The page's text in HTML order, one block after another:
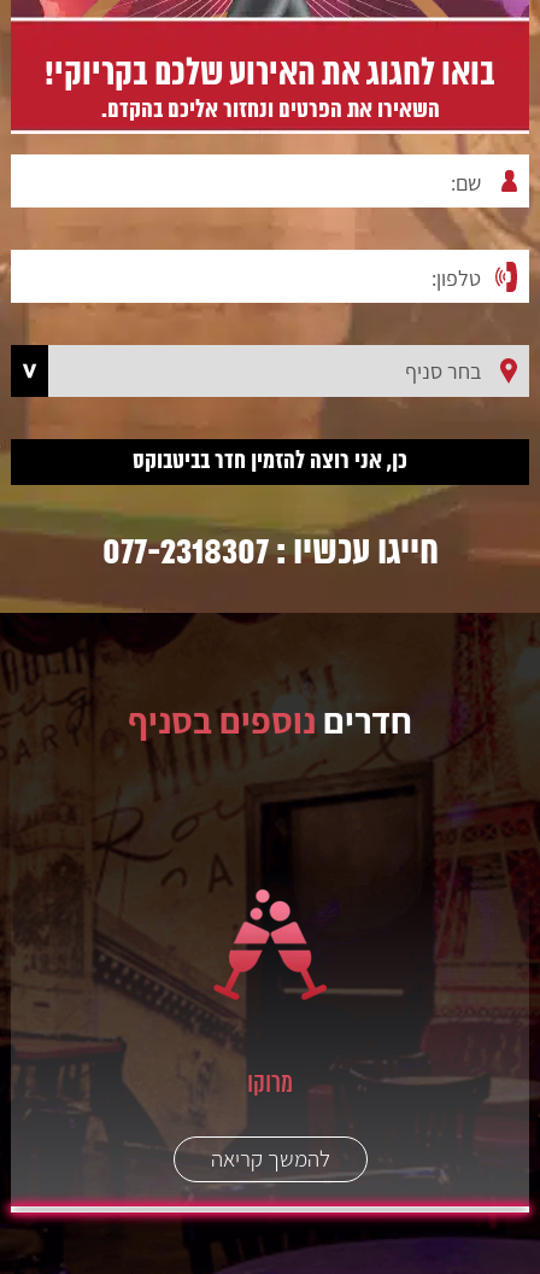
בואו לחגוג את האירוע שלכם בקריוקי!
השאירו את הפרטים ונחזור אליכם בהקדם.
חייגו עכשיו :077-2318307
חדריםנוספים בסניף
מרוקו
להמשך קריאה